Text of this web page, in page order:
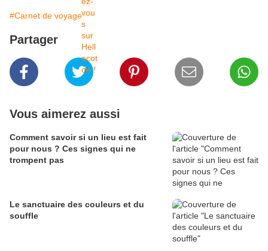
#Carnet de voyage
Partager
Vous aimerez aussi
Comment savoir si un lieu est fait
pour nous ? Ces signes qui ne
trompent pas
Le sanctuaire des couleurs et du
souffle